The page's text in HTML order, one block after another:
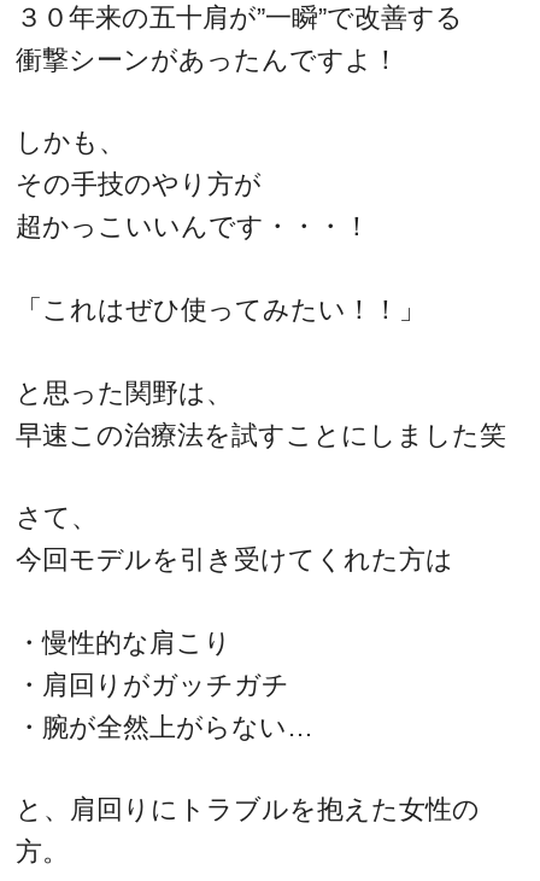
３０年来の五十肩が”一瞬”で改善する
衝撃シーンがあったんですよ！
しかも、
その手技のやり方が
超かっこいいんです・・・！
「これはぜひ使ってみたい！！」
と思った関野は、
早速この治療法を試すことにしました笑
さて、
今回モデルを引き受けてくれた方は
・慢性的な肩こり
・肩回りがガッチガチ
・腕が全然上がらない…
と、肩回りにトラブルを抱えた女性の
方。